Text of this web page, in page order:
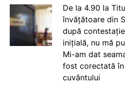
De la 4.90 la
învățătoare din
după
inițială, nu mă
Mi-am dat
fost corectată
cuvântului